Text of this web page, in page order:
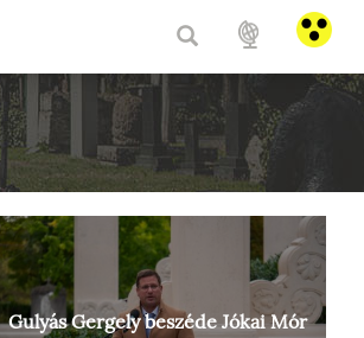
HU /
Gulyás Gergely beszéde Jókai Mór